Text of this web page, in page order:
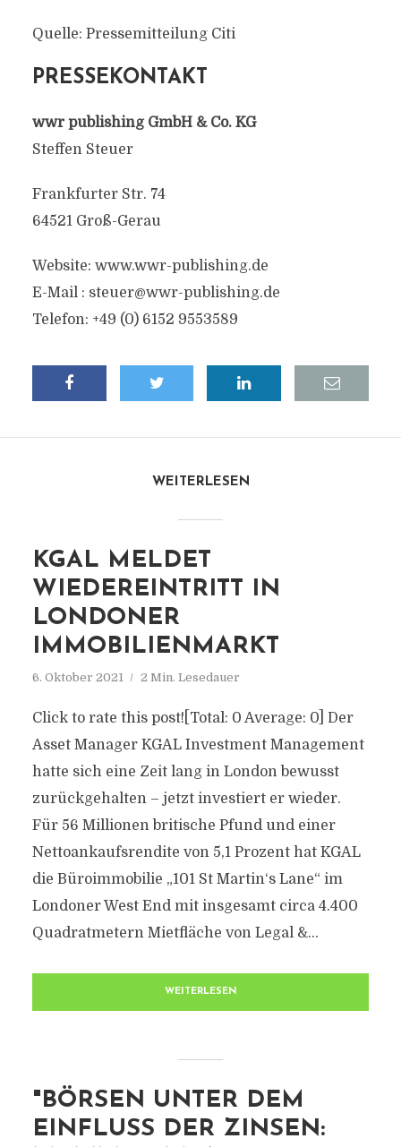
Quelle: Pressemitteilung Citi
PRESSEKONTAKT
wwr publishing GmbH & Co. KG
Steffen Steuer
Frankfurter Str. 74
64521 Groß-Gerau
Website: www.wwr-publishing.de
E-Mail : steuer@wwr-publishing.de
Telefon: +49 (0) 6152 9553589
WEITERLESEN
KGAL MELDET
WIEDEREINTRITT IN
LONDONER
IMMOBILIENMARKT
6. Oktober 2021 2 Min. Lesedauer
Click to rate this post![Total: 0 Average: 0] Der
Asset Manager KGAL Investment Management
hatte sich eine Zeit lang in London bewusst
zurückgehalten – jetzt investiert er wieder.
Für 56 Millionen britische Pfund und einer
Nettoankaufsrendite von 5,1 Prozent hat KGAL
die Büroimmobilie „101 St Martin‘s Lane“ im
Londoner West End mit insgesamt circa 4.400
Quadratmetern Mietfläche von Legal &...
WEITERLESEN
"BÖRSEN UNTER DEM
EINFLUSS DER ZINSEN: